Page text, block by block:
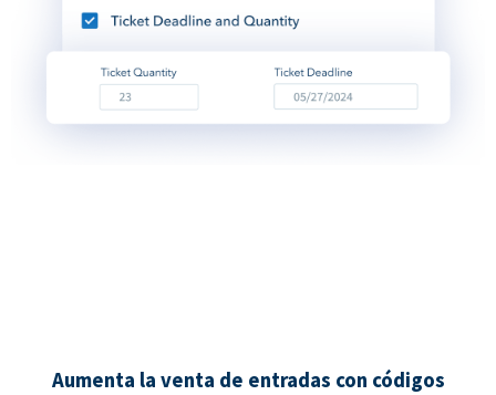
Aumenta la venta de entradas con códigos